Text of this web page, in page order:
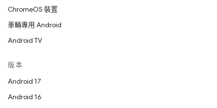
ChromeOS 裝置
車輛專用 Android
Android TV
版本
Android 17
Android 16